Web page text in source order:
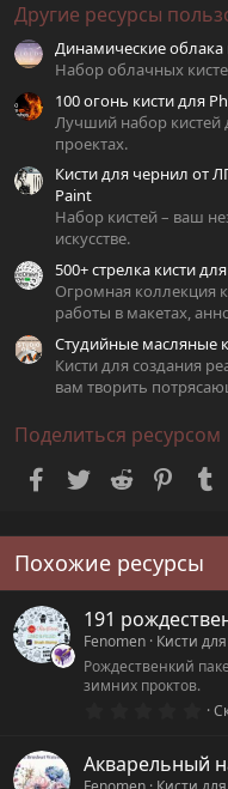
Другие ресурсы
Динамические облака
Набор облачных
100 огонь кисти для
Лучший набор кистей
проектах.
Кисти для чернил от
Paint
Набор кистей – ваш
искусстве.
500+ стрелка кисти
Огромная коллекция
работы в макетах,
Студийные масляные
Кисти для создания
вам творить
Поделиться ресурсом
Facebook
Twitter Reddit
Похожие ресурсы
191
Fenomen Кисти
Рождественкий
зимних проктов.
0
0
з
Акварельный